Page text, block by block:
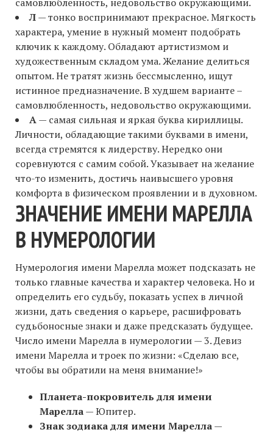
Л— тонко воспринимают прекрасное. Мягкость
характера, умение в нужный момент подобрать
ключик к каждому. Обладают артистизмом и
художественным складом ума. Желание делиться
опытом. Не тратят жизнь бессмысленно, ищут
истинное предназначение. В худшем варианте –
самовлюбленность, недовольство окружающими.
А— самая сильная и яркая буква кириллицы.
Личности, обладающие такими буквами в имени,
всегда стремятся к лидерству. Нередко они
соревнуются с самим собой. Указывает на желание
что-то изменить, достичь наивысшего уровня
комфорта в физическом проявлении и в духовном.
ЗНАЧЕНИЕ ИМЕНИ МАРЕЛЛА
В НУМЕРОЛОГИИ
Нумерология имени Марелла может подсказать не
только главные качества и характер человека. Но и
определить его судьбу, показать успех в личной
жизни, дать сведения о карьере, расшифровать
судьбоносные знаки и даже предсказать будущее.
Число имени Марелла в нумерологии — 3. Девиз
имени Марелла и троек по жизни: «Сделаю все,
чтобы вы обратили на меня внимание!»
Планета-покровитель для имени
Марелла— Юпитер.
Знак зодиака для имени Марелла—